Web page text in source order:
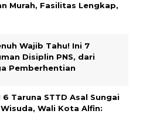
Murah, Fasilitas Lengkap,
Wajib Tahu! Ini 7
Disiplin PNS, dari
Pemberhentian
Taruna STTD Asal Sungai
Wali Kota Alfin: